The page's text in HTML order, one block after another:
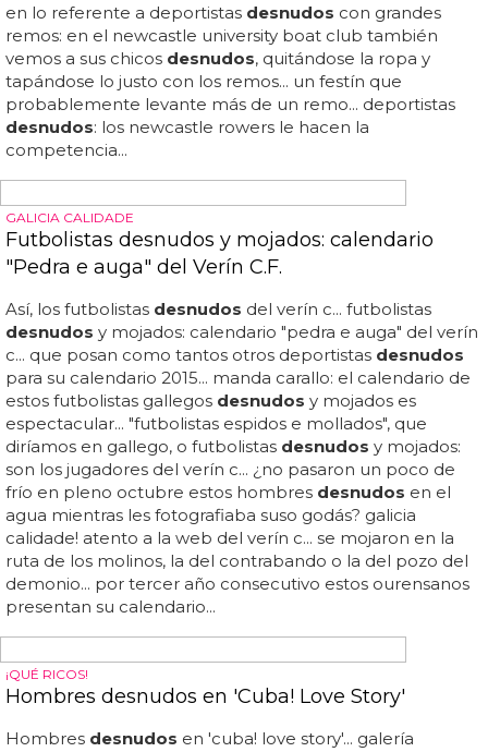
Hombresdesnudospeleando a muerte en skyrim...
vídeo: 50 hombresdesnudospeleando y con todo
colgando... ¡y gracias a los mods, que nos han dado tanto!
50 hombresdesnudos peleando hasta la muerte... cómo
ha evolucionado la industria del videjuego: ahora puedes
ver una multitudinaria pelea de hombres desnudos
sus penes y testículos colgando y moviéndose con todo
realismo... gracias a kotaku descubrimos esta maravilla de
y algún miembro con los huevos cuadrados literalmente...
¡alguno tiene los huevos cuadrados!... claro que son
hombres virtuales recreados en el popular videojuego,
ÑAM
Las mejores fotos de futbolistasdesnudos... las hay de
futbolistasdesnudos ... te recopilamos unas cuantas